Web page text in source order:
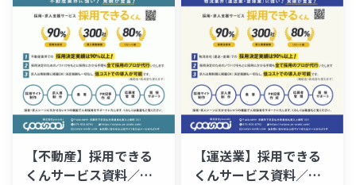
【不動産】採用できる
くんサービス資料／チ
【運送業】採用できる
くんサービス資料／チ